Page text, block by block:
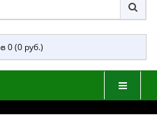
0 (0 руб.)